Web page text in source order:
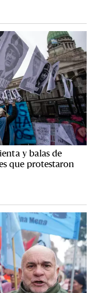
y balas de
que protestaron